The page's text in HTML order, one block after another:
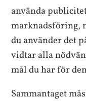
använda
marknadsföring,
du använder det
vidtar alla
mål du har för
Sammantaget